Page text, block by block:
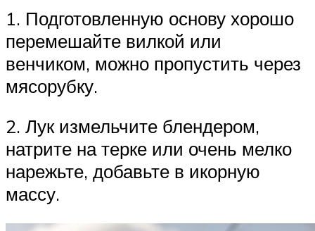
1. Подготовленную основу хорошо
перемешайте вилкой или
венчиком, можно пропустить через
мясорубку.
2. Лук измельчите блендером,
натрите на терке или очень мелко
нарежьте, добавьте в икорную
массу.